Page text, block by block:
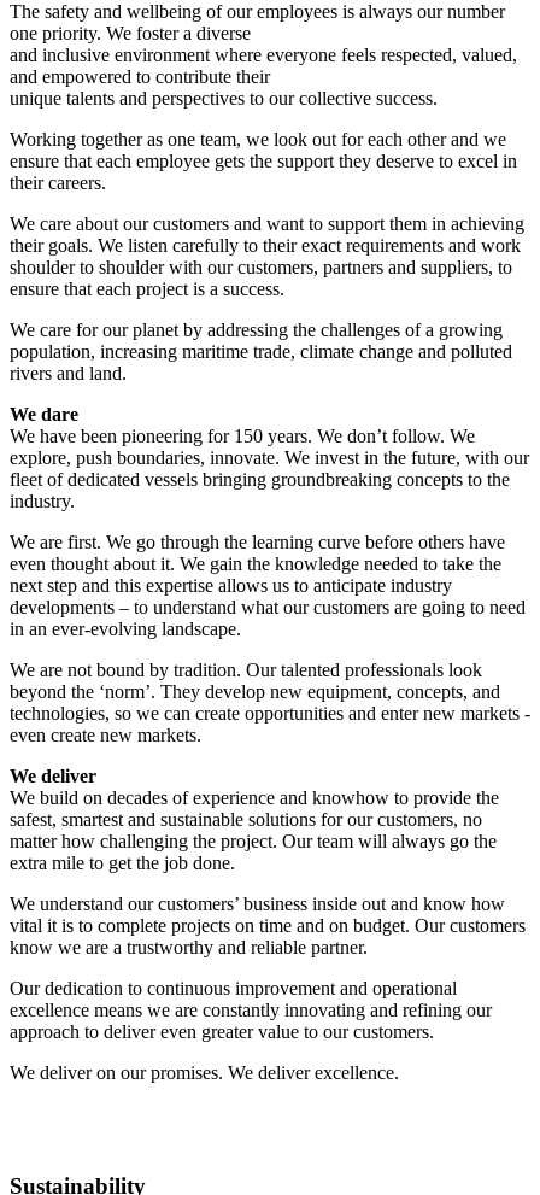
The safety and wellbeing of our employees is always our number
one priority. We foster a diverse
and inclusive environment where everyone feels respected, valued,
and empowered to contribute their
unique talents and perspectives to our collective success.
Working together as one team, we look out for each other and we
ensure that each employee gets the support they deserve to excel in
their careers.
We care about our customers and want to support them in achieving
their goals. We listen carefully to their exact requirements and work
shoulder to shoulder with our customers, partners and suppliers, to
ensure that each project is a success.
We care for our planet by addressing the challenges of a growing
population, increasing maritime trade, climate change and polluted
rivers and land.
We dare
We have been pioneering for 150 years. We don’t follow. We
explore, push boundaries, innovate. We invest in the future, with our
fleet of dedicated vessels bringing groundbreaking concepts to the
industry.
We are first. We go through the learning curve before others have
even thought about it. We gain the knowledge needed to take the
next step and this expertise allows us to anticipate industry
developments – to understand what our customers are going to need
in an ever-evolving landscape.
We are not bound by tradition. Our talented professionals look
beyond the ‘norm’. They develop new equipment, concepts, and
technologies, so we can create opportunities and enter new markets -
even create new markets.
We deliver
We build on decades of experience and knowhow to provide the
safest, smartest and sustainable solutions for our customers, no
matter how challenging the project. Our team will always go the
extra mile to get the job done.
We understand our customers’ business inside out and know how
vital it is to complete projects on time and on budget. Our customers
know we are a trustworthy and reliable partner.
Our dedication to continuous improvement and operational
excellence means we are constantly innovating and refining our
approach to deliver even greater value to our customers.
We deliver on our promises. We deliver excellence.
Sustainability